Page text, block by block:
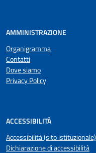
AMMINISTRAZIONE
Organigramma
Contatti
Dove siamo
Privacy Policy
ACCESSIBILITÀ
Accessibilità (sito istituzionale)
Dichiarazione di accessibilità